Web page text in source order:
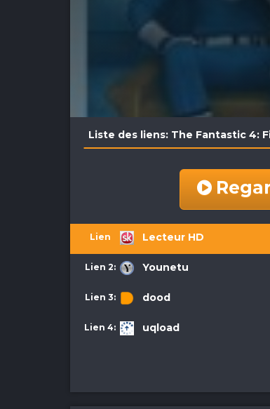
Liste des liens: The Fantastic 4:
Lecteur HD
Younetu
dood
uqload